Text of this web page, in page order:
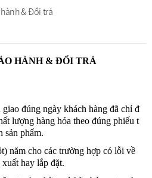
& Đổi trả
HÀNH & ĐỔI TRẢ
đúng ngày khách hàng đã chỉ đ
lượng hàng hóa theo đúng phiếu t
sản phẩm.
năm cho các trường hợp có lỗi về
hay lắp đặt.